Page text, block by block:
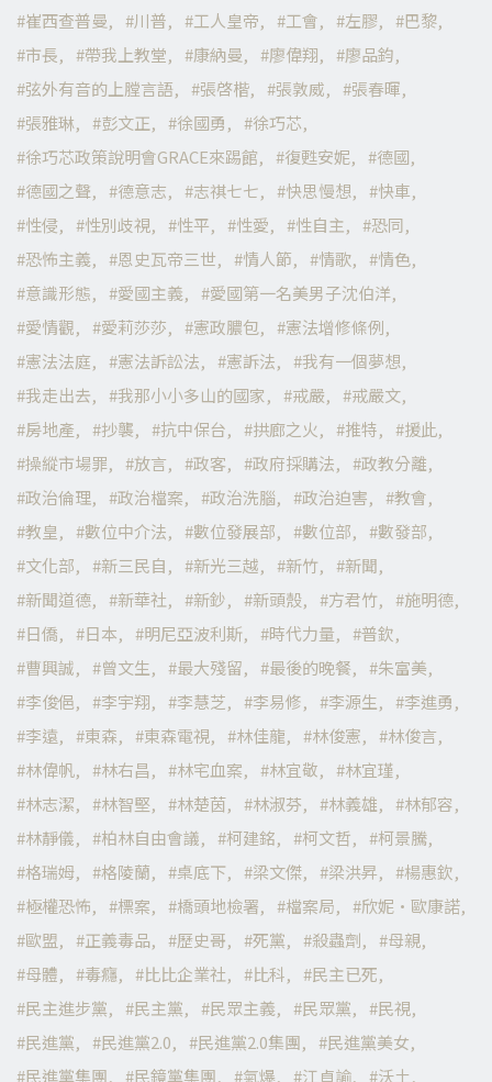
崔西查普曼 川普 工人皇帝 工會 左膠
巴黎
市長
帶我上教堂 康納曼 廖偉翔
廖品鈞
弦外有音的上膛言語
張啓楷 張敦威
張春暉
張雅琳
彭文正 徐國勇
徐巧芯
徐巧芯政策說明會GRACE來踢館
復甦安妮
德國
德國之聲
德意志 志祺七七 快思慢想
快車
性侵
性別歧視 性平 性愛 性自主
恐同
恐怖主義
恩史瓦帝三世 情人節 情歌
情色
意識形態
愛國主義
愛國第一名美男子沈伯洋
愛情觀
愛莉莎莎 憲政膿包
憲法增修條例
憲法法庭
憲法訴訟法 憲訴法
我有一個夢想
我走出去
我那小小多山的國家 戒嚴
戒嚴文
房地產
抄襲 抗中保台 拱廊之火 推特
援此
操縱市場罪
放言 政客 政府採購法
政教分離
政治倫理
政治檔案 政治洗腦 政治迫害
教會
教皇
數位中介法 數位發展部 數位部
數發部
文化部
新三民自 新光三越 新竹
新聞
新聞道德
新華社 新鈔 新頭殼 方君竹
施明德
日僑
日本 明尼亞波利斯 時代力量
普欽
曹興誠
曾文生 最大殘留 最後的晚餐
朱富美
李俊俋
李宇翔 李慧芝 李易修 李源生
李進勇
李遠
東森 東森電視 林佳龍 林俊憲
林俊言
林偉帆
林右昌 林宅血案 林宜敬
林宜瑾
林志潔
林智堅 林楚茵 林淑芬 林義雄
林郁容
林靜儀
柏林自由會議 柯建銘 柯文哲
柯景騰
格瑞姆
格陵蘭 桌底下 梁文傑 梁洪昇
楊惠欽
極權恐怖
標案 橋頭地檢署 檔案局
欣妮·歐康諾
歐盟
正義毒品 歷史哥 死黨 殺蟲劑
母親
母體
毒癮 比比企業社 比科
民主已死
民主進步黨
民主黨 民眾主義 民眾黨
民視
民進黨
民進黨2.0 民進黨2.0集團
民進黨美女
民進黨集團
民鏡黨集團 氣爆 江貞諭
沃土